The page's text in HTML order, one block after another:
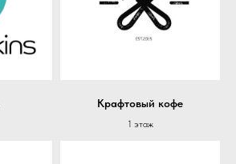
Крафтовый кофе
1 этаж